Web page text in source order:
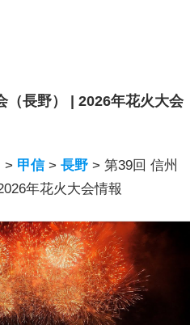
（長野） | 2026年花火大会
> 甲信>長野 >第39回 信州
年花火大会情報